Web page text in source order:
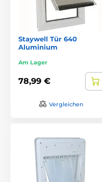
Staywell Tür 640
Aluminium
Am Lager
78,99 €
Vergleichen